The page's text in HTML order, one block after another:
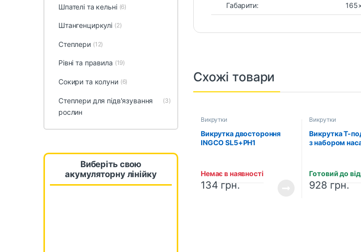
Габарити:
Схожі товари
Викрутки
Викрутка двостороння
INGCO SL5+PH1
Немає в наявності
134 грн.
Викрутки
Викрутка Т-
з набором
Готовий до
928 грн.
Шпателі та кельні (6)
Штангенциркулі (2)
Степлери (12)
Рівні та правила (19)
Сокири та колуни (6)
Степлери для підв'язування
рослин
(3)
Виберіть свою
акумуляторну лінійку